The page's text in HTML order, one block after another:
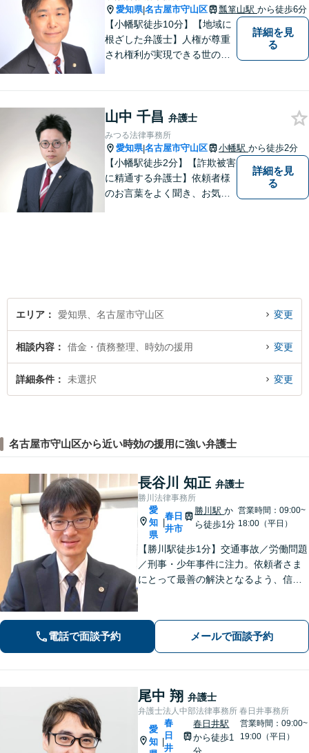
愛知県|名古屋市守山区 瓢箪山駅 から徒歩6分
【小幡駅徒歩10分】【地域に
根ざした弁護士】人権が尊重
され権利が実現できる世の中
故など、幅広く対応可能。
【夜間／休日対応可能】お悩
みの方はどうぞお気軽にご相
談ください。
詳細を見
る
山中 千昌 弁護士
みつる法律事務所
愛知県|名古屋市守山区 小幡駅 から徒歩2分
【小幡駅徒歩2分】【詐欺被害
に精通する弁護士】依頼者様
のお言葉をよく聞き、お気持
詳細を見
る
エリア 愛知県、名古屋市守山区 変更
相談内容 借金・債務整理、時効の援用 変更
詳細条件 未選択 変更
名古屋市守山区から近い時効の援用に強い弁護士
長谷川 知正 弁護士
勝川法律事務所
愛
知
県
春日
井市
勝川駅か
ら徒歩1分
営業時間：09:00~
18:00（平日）
【勝川駅徒歩1分】交通事故／労働問題
／刑事・少年事件に注力。依頼者さま
にとって最善の解決となるよう、信頼
談ください。
電話で面談予約 メールで面談予約
尾中 翔 弁護士
弁護士法人中部法律事務所 春日井事務所
愛
知
春
日
井
春日井駅
から徒歩1
分
営業時間：09:00~
19:00（平日）